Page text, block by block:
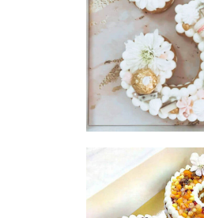
ליום הולדת לבת
נוספים